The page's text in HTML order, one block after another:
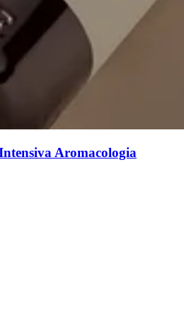
Aromacologia